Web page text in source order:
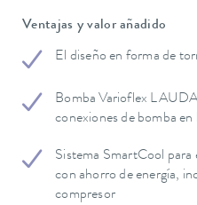
Ventajas y valor añadido
El diseño en forma de
Bomba Varioflex
conexiones de bomba en
Sistema SmartCool
con ahorro de energía,
compresor